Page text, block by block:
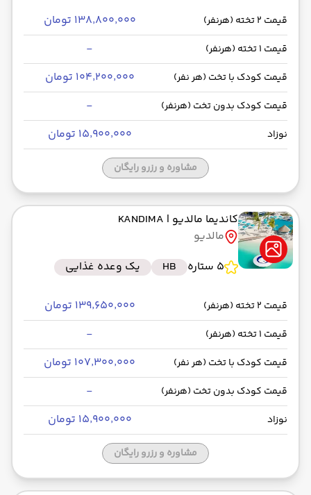
قیمت 2 تخته (هرنفر) ۱۳۸٬۸۰۰٬۰۰۰ تومان
قیمت 1 تخته (هرنفر) -
قیمت کودک با تخت (هر نفر) ۱۰۴٬۲۰۰٬۰۰۰ تومان
قیمت کودک بدون تخت (هرنفر) -
نوزاد ۱۵٬۹۰۰٬۰۰۰ تومان
مشاوره و رزرو رایگان
کاندیما مالدیو | KANDIMA
مالدیو
5 ستاره
HB یک وعده غذایی
قیمت 2 تخته (هرنفر) ۱۳۹٬۶۵۰٬۰۰۰ تومان
قیمت 1 تخته (هرنفر) -
قیمت کودک با تخت (هر نفر) ۱۰۷٬۳۰۰٬۰۰۰ تومان
قیمت کودک بدون تخت (هرنفر) -
نوزاد ۱۵٬۹۰۰٬۰۰۰ تومان
مشاوره و رزرو رایگان